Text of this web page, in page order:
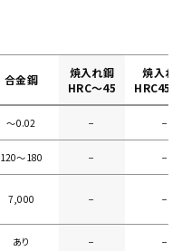
合金鋼
焼入れ鋼
HRC～45
焼入れ
HRC45
～0.02 − −
120～180 − −
7,000 − −
あり − −